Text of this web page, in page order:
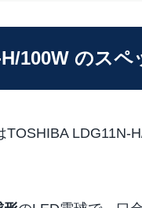
100W のスペ
LDG11N-